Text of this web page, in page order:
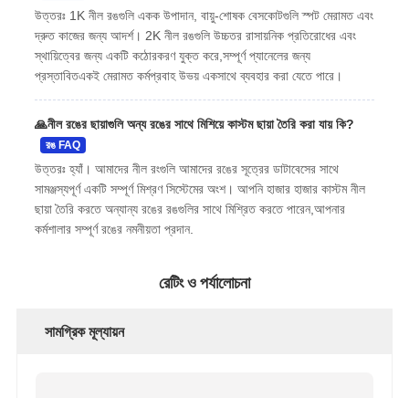
উত্তরঃ 1K নীল রঙগুলি একক উপাদান, বায়ু-শোষক বেসকোটগুলি স্পট মেরামত এবং
দ্রুত কাজের জন্য আদর্শ। 2K নীল রঙগুলি উচ্চতর রাসায়নিক প্রতিরোধের এবং
স্থায়িত্বের জন্য একটি কঠোরকরণ যুক্ত করে,সম্পূর্ণ প্যানেলের জন্য
প্রস্তাবিতএকই মেরামত কর্মপ্রবাহ উভয় একসাথে ব্যবহার করা যেতে পারে।
🙏নীল রঙের ছায়াগুলি অন্য রঙের সাথে মিশিয়ে কাস্টম ছায়া তৈরি করা যায় কি?
রঙ FAQ
উত্তরঃ হ্যাঁ। আমাদের নীল রংগুলি আমাদের রঙের সূত্রের ডাটাবেসের সাথে
সামঞ্জস্যপূর্ণ একটি সম্পূর্ণ মিশ্রণ সিস্টেমের অংশ। আপনি হাজার হাজার কাস্টম নীল
ছায়া তৈরি করতে অন্যান্য রঙের রঙগুলির সাথে মিশ্রিত করতে পারেন,আপনার
কর্মশালার সম্পূর্ণ রঙের নমনীয়তা প্রদান.
রেটিং ও পর্যালোচনা
সামগ্রিক মূল্যায়ন